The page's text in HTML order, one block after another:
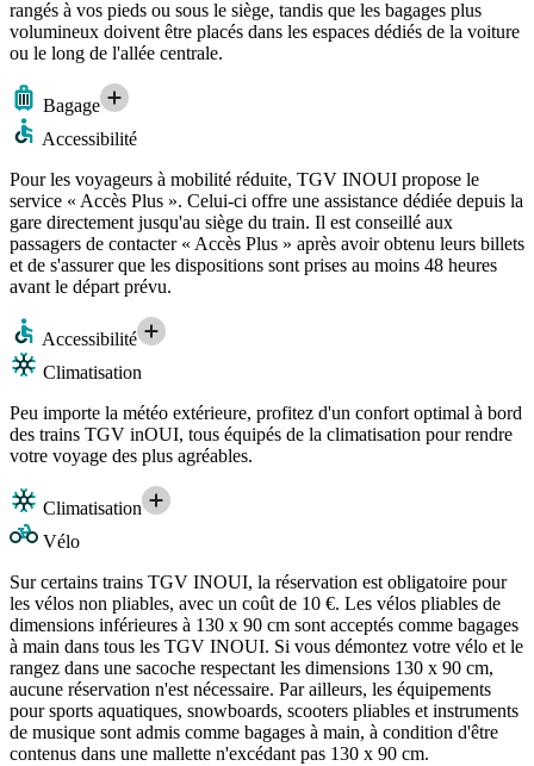
rangés à vos pieds ou sous le siège, tandis que les bagages plus
volumineux doivent être placés dans les espaces dédiés de la voiture
ou le long de l'allée centrale.
Bagage
Accessibilité
Pour les voyageurs à mobilité réduite, TGV INOUI propose le
service « Accès Plus ». Celui-ci offre une assistance dédiée depuis la
gare directement jusqu'au siège du train. Il est conseillé aux
passagers de contacter « Accès Plus » après avoir obtenu leurs billets
et de s'assurer que les dispositions sont prises au moins 48 heures
avant le départ prévu.
Accessibilité
Climatisation
Peu importe la météo extérieure, profitez d'un confort optimal à bord
des trains TGV inOUI, tous équipés de la climatisation pour rendre
votre voyage des plus agréables.
Climatisation
Vélo
Sur certains trains TGV INOUI, la réservation est obligatoire pour
les vélos non pliables, avec un coût de 10 €. Les vélos pliables de
dimensions inférieures à 130 x 90 cm sont acceptés comme bagages
à main dans tous les TGV INOUI. Si vous démontez votre vélo et le
rangez dans une sacoche respectant les dimensions 130 x 90 cm,
aucune réservation n'est nécessaire. Par ailleurs, les équipements
pour sports aquatiques, snowboards, scooters pliables et instruments
de musique sont admis comme bagages à main, à condition d'être
contenus dans une mallette n'excédant pas 130 x 90 cm.